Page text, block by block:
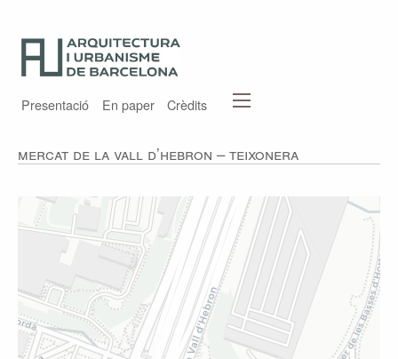
Presentació En paper Crèdits
Mercat de la Vall d’Hebron – Teixonera